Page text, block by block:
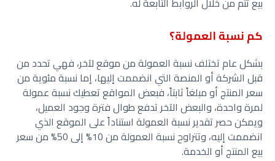
كم نسبة العمولة؟
بشكل عام تختلف نسبة العمولة من موقع لآخر، فهي تحدد من
قبل الشركة أو المنصة التي انضممت إليها، إما نسبة مئوية من
سعر المنتج أو مبلغاً ثابتاً، فبعض المواقع تعطيك نسبة عمولة
لمرة واحدة، والبعض الآخر تدفع طوال فترة وجود العميل،
ويمكن حصر تقدير نسبة العمولة استناداً على الموقع الذي
انضممت إليه، وتتراوح نسبة العمولة من 10% إلى 50% من سعر
بيع المنتج أو الخدمة.